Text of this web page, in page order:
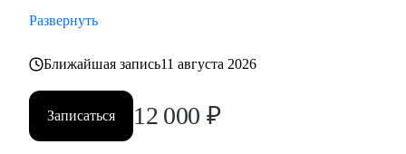
сделать так, чтобы руководитель заметил и наконец начал
Кому могу помочь:
• Студентам бакалавриата/магистратуры/аспирантуры
технических направлений;
Развернуть
Ближайшая запись11 августа 2026
Записаться 12 000 ₽